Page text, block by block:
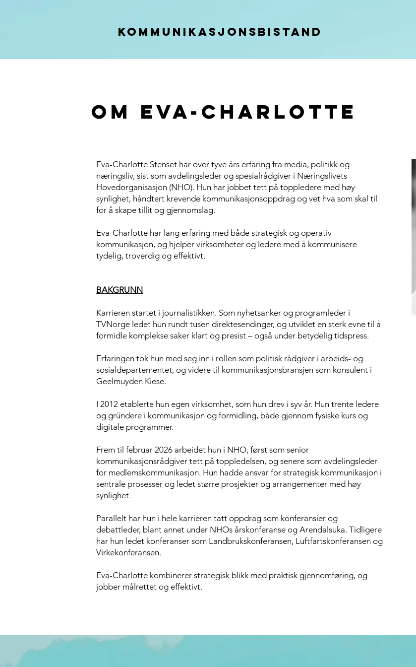
KOMMUNIKASJONSBISTAND
Om Eva-CHARLOTTE
Eva-Charlotte Stenset har over tyve års erfaring fra media, politikk og
næringsliv, sist som avdelingsleder og spesialrådgiver i Næringslivets
Hovedorganisasjon (NHO). Hun har jobbet tett på toppledere med høy
synlighet, håndtert krevende kommunikasjonsoppdrag og vet hva som skal til
for å skape tillit og gjennomslag.
Eva-Charlotte har lang erfaring med både strategisk og operativ
kommunikasjon, og hjelper virksomheter og ledere med å kommunisere
tydelig, troverdig og effektivt.
BAKGRUNN
Karrieren startet i journalistikken. Som nyhetsanker og programleder i
TVNorge ledet hun rundt tusen direktesendinger, og utviklet en sterk evne til å
formidle komplekse saker klart og presist – også under betydelig tidspress.
Erfaringen tok hun med seg inn i rollen som politisk rådgiver i arbeids- og
sosialdepartementet, og videre til kommunikasjonsbransjen som konsulent i
Geelmuyden Kiese.
I 2012 etablerte hun egen virksomhet, som hun drev i syv år. Hun trente ledere
og gründere i kommunikasjon og formidling, både gjennom fysiske kurs og
digitale programmer.
Frem til februar 2026 arbeidet hun i NHO, først som senior
kommunikasjonsrådgiver tett på toppledelsen, og senere som avdelingsleder
for medlemskommunikasjon. Hun hadde ansvar for strategisk kommunikasjon i
sentrale prosesser og ledet større prosjekter og arrangementer med høy
synlighet.
Parallelt har hun i hele karrieren tatt oppdrag som konferansier og
debattleder, blant annet under NHOs årskonferanse og Arendalsuka. Tidligere
har hun ledet konferanser som Landbrukskonferansen, Luftfartskonferansen og
Virkekonferansen.
Eva-Charlotte kombinerer strategisk blikk med praktisk gjennomføring, og
jobber målrettet og effektivt.